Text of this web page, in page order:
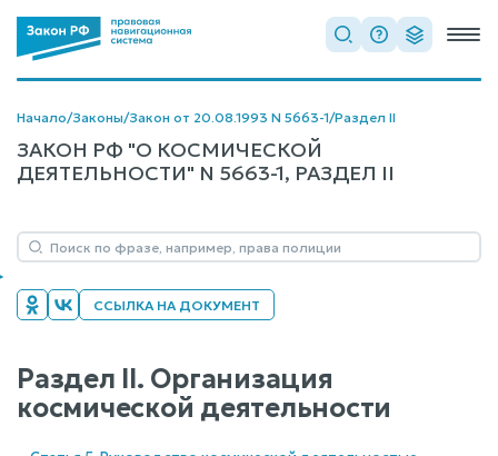
Начало/Законы/Закон от 20.08.1993 N 5663-1/Раздел II
ЗАКОН РФ "О КОСМИЧЕСКОЙ
ДЕЯТЕЛЬНОСТИ" N 5663-1, РАЗДЕЛ II
ССЫЛКА НА ДОКУМЕНТ
Раздел II. Организация
космической деятельности